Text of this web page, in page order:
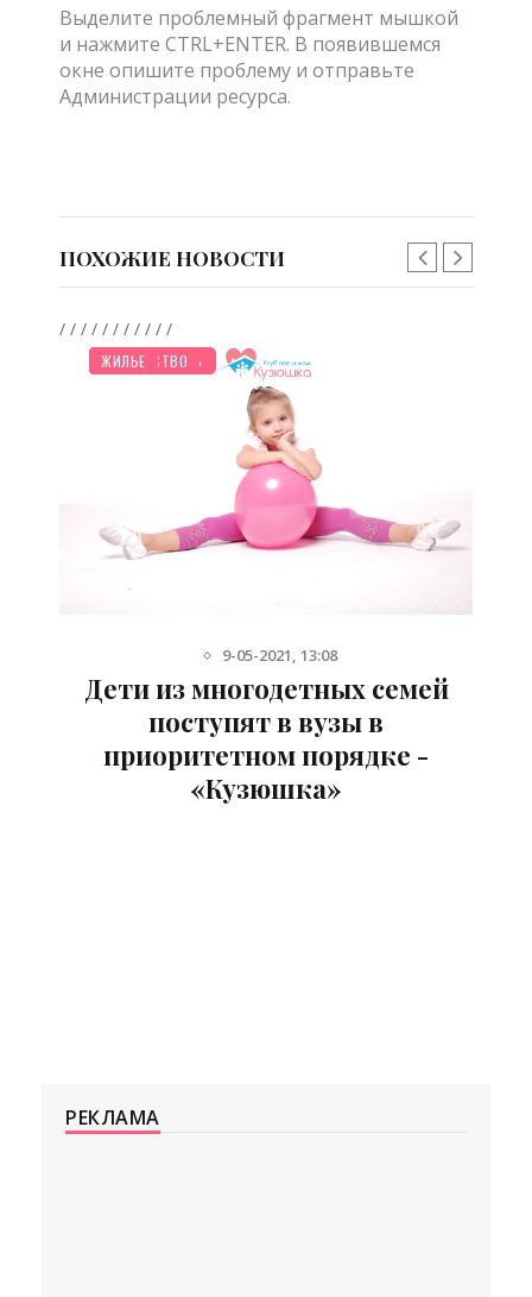
Выделите проблемный фрагмент мышкой
и нажмите CTRL+ENTER. В появившемся
окне опишите проблему и отправьте
Администрации ресурса.
ПОХОЖИЕ НОВОСТИ
НОВОСТИ МИРА
/
ПРАЗДНИКИ
/
СЕМЬЯ
/
ПЛАНИРОВАНИЕ
/
ДЕТЯМ
/
ДО ГОДА
/
МУЛЬТФИЛЬМЫ
/
СТАРШЕ ГОДА
/
ЗДОРОВЬЕ
/
БЕРЕМЕННОСТЬ
/
ТВОРЧЕСТВО
/
ЖИЛЬЕ
9-05-2021, 13:08
Дети из многодетных семей
поступят в вузы в
приоритетном порядке -
«Кузюшка»
РЕКЛАМА